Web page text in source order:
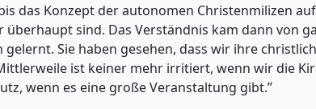
das Konzept der autonomen Christenmilizen
sind. Das Verständnis kam dann von
Sie haben gesehen, dass wir ihre
ist keiner mehr irritiert, wenn wir die
wenn es eine große Veranstaltung gibt.”